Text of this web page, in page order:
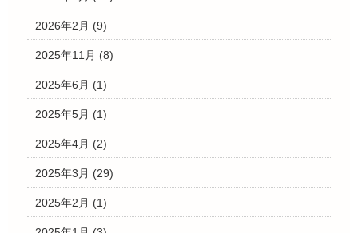
2026年2月 (9)
2025年11月 (8)
2025年6月 (1)
2025年5月 (1)
2025年4月 (2)
2025年3月 (29)
2025年2月 (1)